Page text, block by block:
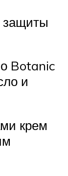
защиты
Botanic
и
крем